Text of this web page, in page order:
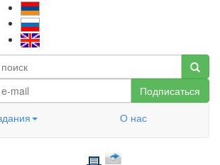
Подписаться
О нас